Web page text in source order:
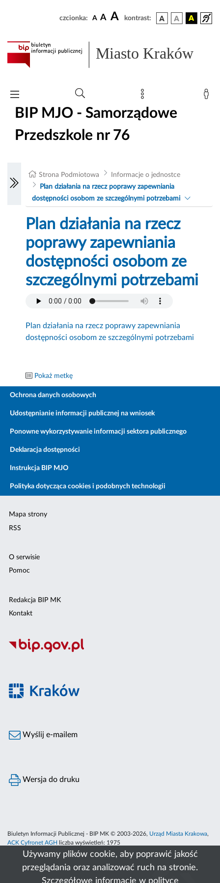
Używamy plików cookie, aby poprawić jakość
przeglądania oraz analizować ruch na stronie.
Szczegółowe informacje w polityce
czcionka: A A A kontrast:
Miasto Kraków
BIP MJO - Samorządowe
Przedszkole nr 76
Strona Podmiotowa
Informacje o jednostce
Plan działania na rzecz poprawy zapewniania
dostępności osobom ze szczególnymi potrzebami
Plan działania na rzecz
poprawy zapewniania
dostępności osobom ze
szczególnymi potrzebami
Plan działania na rzecz poprawy zapewniania
dostępności osobom ze szczególnymi potrzebami
Pokaż metkę
Ochrona danych osobowych
Udostępnianie informacji publicznej na wniosek
Ponowne wykorzystywanie informacji sektora publicznego
Deklaracja dostępności
Instrukcja BIP MJO
Polityka dotycząca cookies i podobnych technologii
Mapa strony
RSS
O serwisie
Pomoc
Redakcja BIP MK
Kontakt
Wyślij e-mailem
Wersja do druku
Biuletyn Informacji Publicznej - BIP MK © 2003-2026, Urząd Miasta Krakowa,
ACK Cyfronet AGH
liczba wyświetleń: 1975